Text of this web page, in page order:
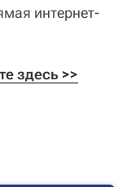
интернет-
здесь >>